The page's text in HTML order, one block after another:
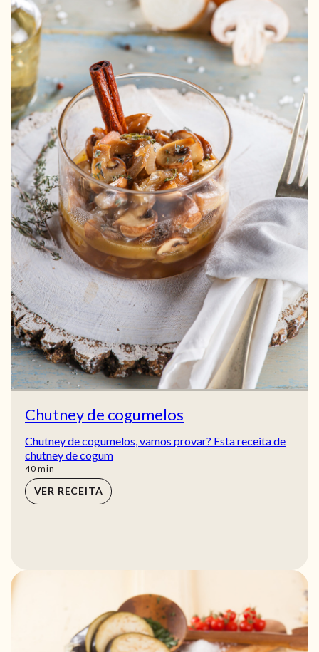
Chutney de cogumelos
Chutney de cogumelos, vamos provar? Esta receita de
chutney de cogum
40min
min
VER RECEITA